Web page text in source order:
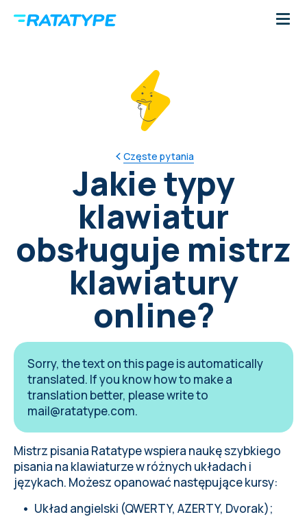
Częste pytania
Jakie typy
klawiatur
obsługuje mistrz
klawiatury
online?
Sorry, the text on this page is automatically
translated. If you know how to make a
translation better, please write to
mail@ratatype.com.
Mistrz pisania Ratatype wspiera naukę szybkiego
pisania na klawiaturze w różnych układach i
językach. Możesz opanować następujące kursy:
Układ angielski (QWERTY, AZERTY, Dvorak);